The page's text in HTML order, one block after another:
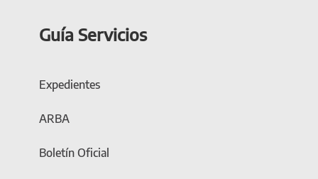
Guía Servicios
Expedientes
ARBA
Boletín Oficial